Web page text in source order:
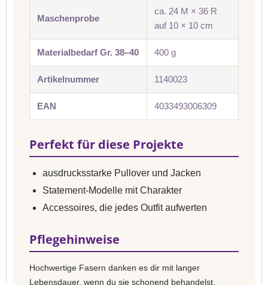
Maschenprobe
ca. 24 M × 36 R
auf 10 × 10 cm
Materialbedarf Gr. 38–40 400 g
Artikelnummer 1140023
EAN 4033493006309
Perfekt für diese Projekte
ausdrucksstarke Pullover und Jacken
Statement-Modelle mit Charakter
Accessoires, die jedes Outfit aufwerten
Pflegehinweise
Hochwertige Fasern danken es dir mit langer
Lebensdauer, wenn du sie schonend behandelst.